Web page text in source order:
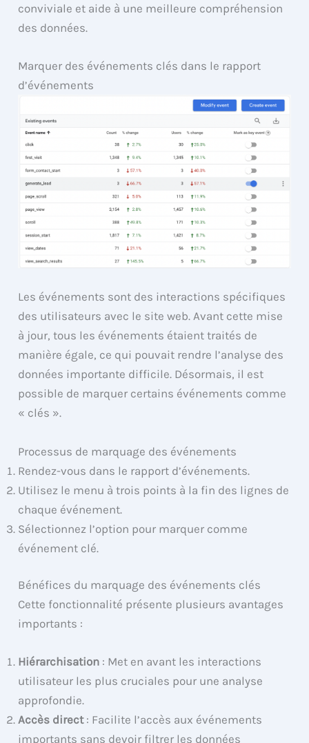
conviviale et aide à une meilleure compréhension
des données.
Marquer des événements clés dans le rapport
d’événements
Les événements sont des interactions spécifiques
des utilisateurs avec le site web. Avant cette mise
à jour, tous les événements étaient traités de
manière égale, ce qui pouvait rendre l’analyse des
données importante difficile. Désormais, il est
possible de marquer certains événements comme
« clés ».
Processus de marquage des événements
Rendez-vous dans le rapport d’événements.
Utilisez le menu à trois points à la fin des lignes de
chaque événement.
Sélectionnez l’option pour marquer comme
événement clé.
Bénéfices du marquage des événements clés
Cette fonctionnalité présente plusieurs avantages
importants :
Hiérarchisation : Met en avant les interactions
utilisateur les plus cruciales pour une analyse
approfondie.
Accès direct: Facilite l’accès aux événements
importants sans devoir filtrer les données